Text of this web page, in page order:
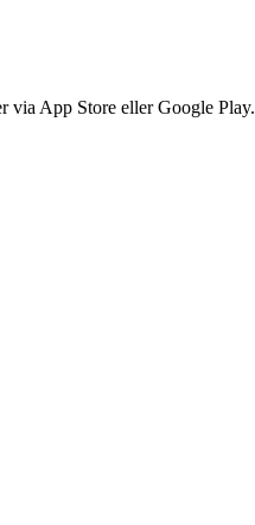
via App Store eller Google Play.